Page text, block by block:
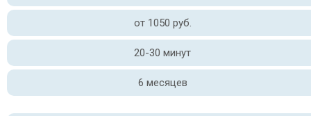
от 1050 руб.
20-30 минут
6 месяцев